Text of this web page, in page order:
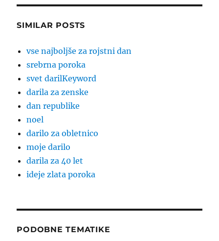
SIMILAR POSTS
vse najboljše za rojstni dan
srebrna poroka
svet darilKeyword
darila za zenske
dan republike
noel
darilo za obletnico
moje darilo
darila za 40 let
ideje zlata poroka
PODOBNE TEMATIKE